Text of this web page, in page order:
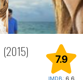
(2015)
7.9
IMDB: 6.6